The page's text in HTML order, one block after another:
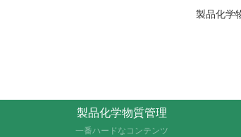
製品化学
製品化学物質管理
一番ハードなコンテンツ